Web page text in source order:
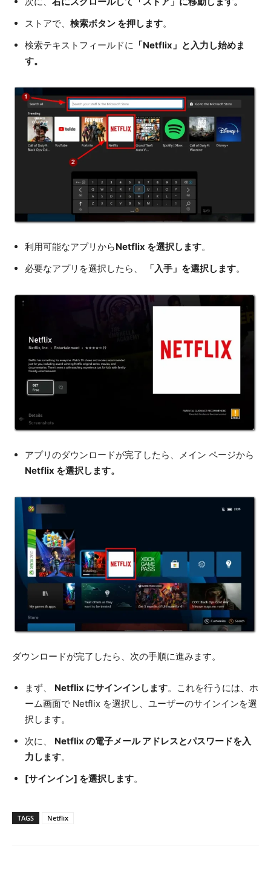
ストアで、 検索ボタン を押します。
検索テキストフィールドに 「Netflix」と入力し始めま
す。
利用可能なアプリからNetflix を選択します。
必要なアプリを選択したら、
「入手」を選択します。
アプリのダウンロードが完了したら、メイン ページから
Netflix を選択します。
ダウンロードが完了したら、次の手順に進みます。
まず、 Netflix にサインインします。これを行うには、ホ
ーム画面で Netflix を選択し、ユーザーのサインインを選
択します。
次に、 Netflix の電子メール アドレスとパスワードを入
力します。
[サインイン] を選択します。
TAGS Netflix